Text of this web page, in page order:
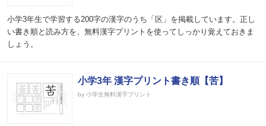
小学3年生で学習する200字の漢字のうち「区」を掲載しています。正し
い書き順と読み方を、無料漢字プリントを使ってしっかり覚えておきま
しょう。
小学3年 漢字プリント書き順【苦】
by 小学生無料漢字プリント